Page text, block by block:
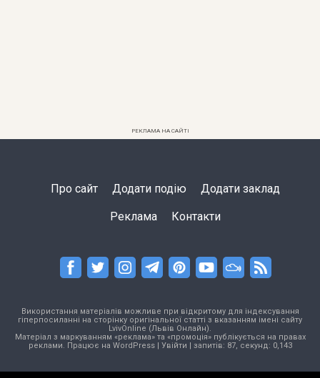
РЕКЛАМА НА САЙТІ
Про сайт Додати подію Додати заклад
Реклама Контакти
Використання матеріалів можливе при відкритому для індексування
гіперпосиланні на сторінку оригінальної статті з вказанням імені сайту
LvivOnline (Львів Онлайн).
Матеріал з маркуванням «реклама» та «промоція» публікується на правах
реклами. Працює на WordPress| Увійти | запитів: 87, секунд: 0,143